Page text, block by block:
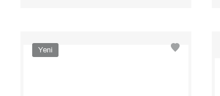
Yeni